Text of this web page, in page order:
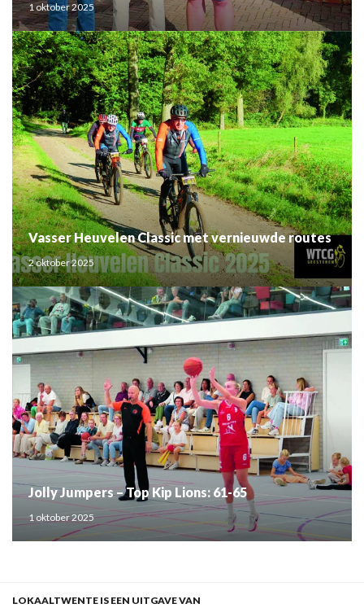
1 oktober 2025
Vasser Heuvelen Classic met vernieuwde routes
2 oktober 2025
Jolly Jumpers – Top Kip Lions: 61-65
1 oktober 2025
LOKAALTWENTE IS EEN UITGAVE VAN